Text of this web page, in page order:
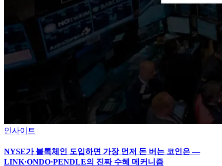
인사이트
NYSE가 블록체인 도입하면 가장 먼저 돈 버는 코인은 —
LINK·ONDO·PENDLE의 진짜 수혜 메커니즘